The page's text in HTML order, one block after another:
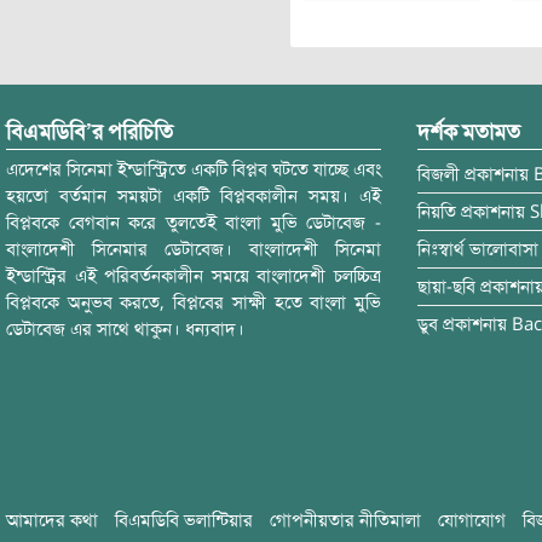
বিএমডিবি’র পরিচিতি
এদেশের সিনেমা ইন্ডাস্ট্রিতে একটি বিপ্লব ঘটতে যাচ্ছে এবং
হয়তো বর্তমান সময়টা একটি বিপ্লবকালীন সময়। এই
বিপ্লবকে বেগবান করে তুলতেই বাংলা মুভি ডেটাবেজ -
বাংলাদেশী সিনেমার ডেটাবেজ। বাংলাদেশী সিনেমা
ইন্ডাস্ট্রির এই পরিবর্তনকালীন সময়ে বাংলাদেশী চলচ্চিত্র
বিপ্লবকে অনুভব করতে, বিপ্লবের সাক্ষী হতে বাংলা মুভি
ডেটাবেজ এর সাথে থাকুন। ধন্যবাদ।
দর্শক মতামত
বিজলী প্রকাশনায়
নিয়তি প্রকাশনায়
নিঃস্বার্থ ভালোবাসা
ছায়া-ছবি
ডুব প্রকাশনায়
আমাদের কথা বিএমডিবি ভলান্টিয়ার গোপনীয়তার নীতিমালা যোগাযোগ